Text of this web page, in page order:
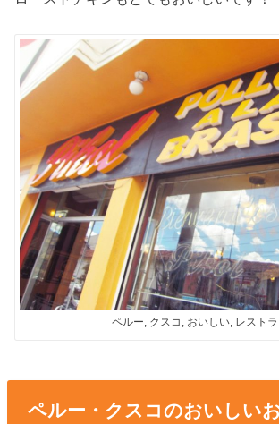
ペルー, クスコ, おいしい, レスト
ペルー・クスコのおいしい